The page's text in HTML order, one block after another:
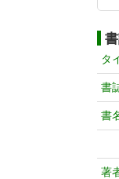
タ
書
書
著